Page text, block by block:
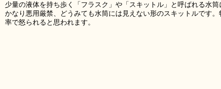
少量の液体を持ち歩く「フラスク」や「スキットル」と呼ばれる水
かなり悪用厳禁、どうみても水筒には見えない形のスキットルです
率で怒られると思われます。